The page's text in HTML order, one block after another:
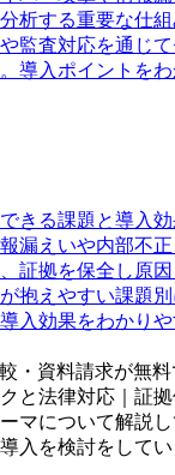
料製品へ切り替
説します。
中小企業にも必要
中小企業が導入す
説します。初動
介するので、自
るセキュリティ運
バー攻撃や情報漏